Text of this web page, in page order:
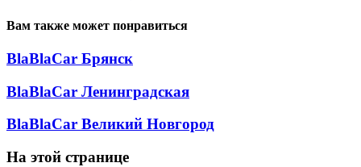
Вам также может понравиться
BlaBlaCar Брянск
BlaBlaCar Ленинградская
BlaBlaCar Великий Новгород
На этой странице